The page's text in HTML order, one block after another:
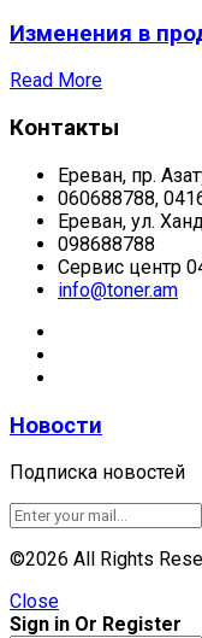
Изменения в
Read More
Контакты
Ереван, пр.
060688788,
Ереван, ул.
098688788
Сервис центр
info@toner.am
Новости
Подписка новостей
©2026 All Rights
Close
Sign in Or Register